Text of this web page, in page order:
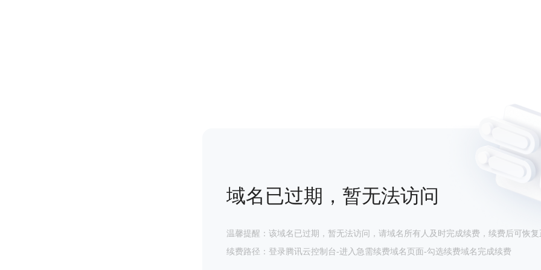
域名已过期，暂无法访问
温馨提醒：该域名已过期，暂无法访问，请域名所有人及时完成续费，续费后可恢复
续费路径：登录腾讯云控制台-进入急需续费域名页面-勾选续费域名完成续费